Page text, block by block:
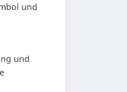
und
und